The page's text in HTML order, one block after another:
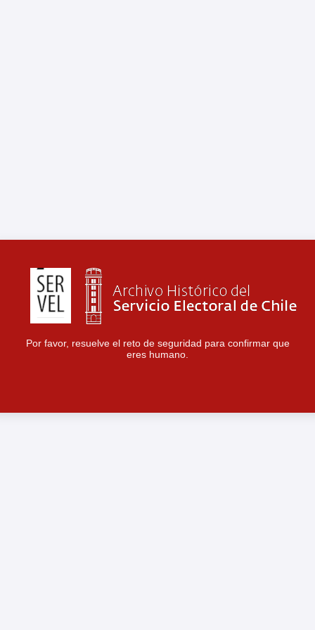
Por favor, resuelve el reto de seguridad para confirmar que
eres humano.